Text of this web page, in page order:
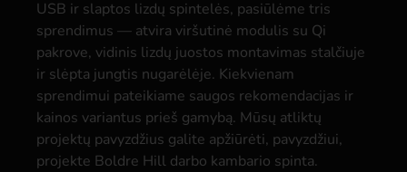
USB ir slaptos lizdų spintelės, pasiūlėme tris
sprendimus — atvira viršutinė modulis su Qi
pakrove, vidinis lizdų juostos montavimas stalčiuje
ir slėpta jungtis nugarėlėje. Kiekvienam
sprendimui pateikiame saugos rekomendacijas ir
kainos variantus prieš gamybą. Mūsų atliktų
projektų pavyzdžius galite apžiūrėti, pavyzdžiui,
projekte Boldre Hill darbo kambario spinta.